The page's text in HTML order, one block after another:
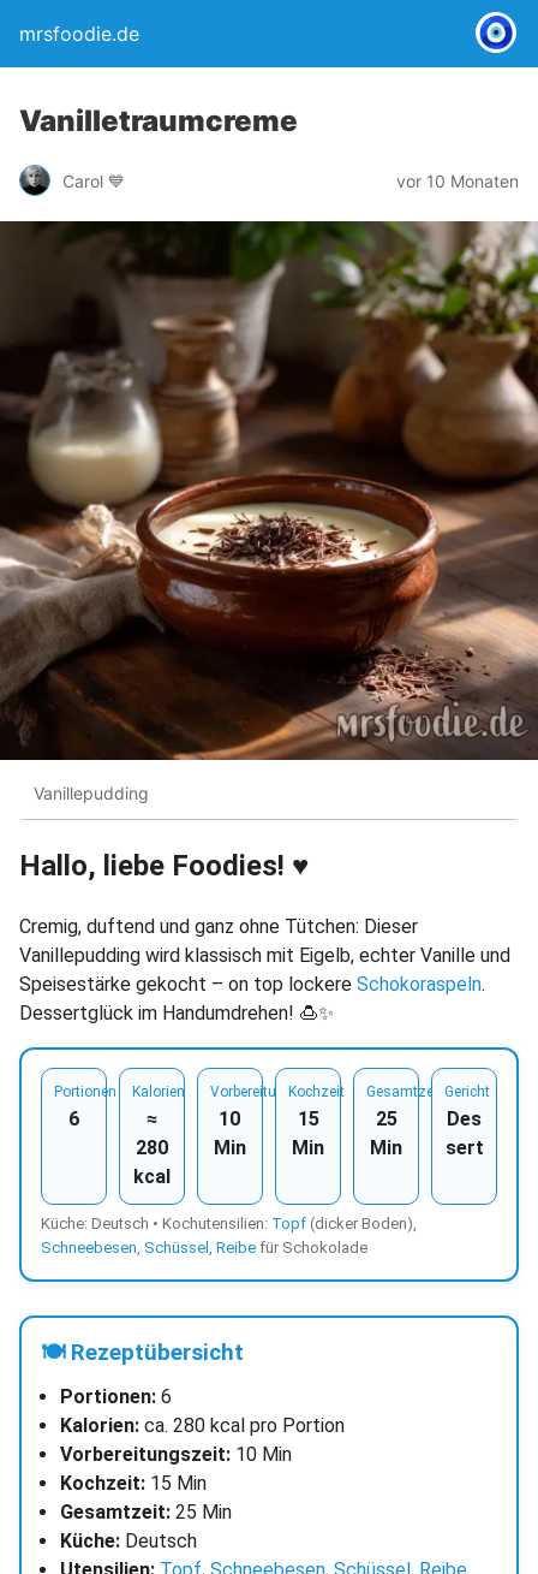
mrsfoodie.de
Vanilletraumcreme
Carol 💙 vor 10 Monaten
Vanillepudding
Hallo, liebe Foodies! ♥︎
Cremig, duftend und ganz ohne Tütchen: Dieser
Vanillepudding wird klassisch mit Eigelb, echter Vanille und
Speisestärke gekocht – on top lockere Schokoraspeln.
Dessertglück im Handumdrehen! 🍮✨
Portionen
6
Kalorien
≈
280
kcal
Vorbereitungszeit
10
Min
Kochzeit
15
Min
Gesamtzeit
25
Min
Gericht
Des
sert
Küche: Deutsch • Kochutensilien: Topf(dicker Boden),
Schneebesen, Schüssel , Reibefür Schokolade
🍽 Rezeptübersicht
Portionen:6
Kalorien:ca. 280 kcal pro Portion
Vorbereitungszeit:10 Min
Kochzeit:15 Min
Gesamtzeit:25 Min
Küche:Deutsch